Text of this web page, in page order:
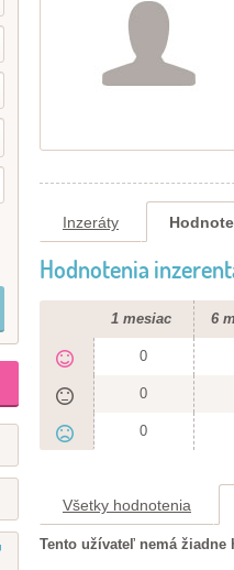
Inzeráty
Hodnotenia
1 mesiac 6
0
0
0
Všetky hodnotenia
Tento užívateľ nemá